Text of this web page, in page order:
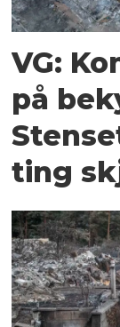
VG:
på
ting